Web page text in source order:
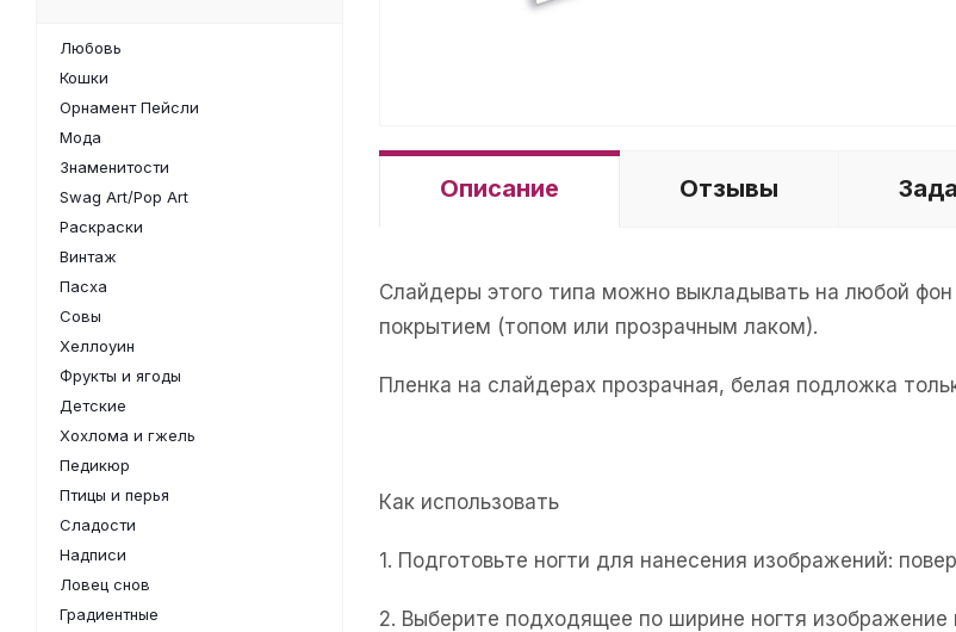
Описание Отзывы
Слайдеры этого типа можно выкладывать на любой
покрытием (топом или прозрачным лаком).
Пленка на слайдерах прозрачная, белая подложка
Как использовать
1. Подготовьте ногти для нанесения изображений:
2. Выберите подходящее по ширине ногтя
Любовь
Кошки
Орнамент Пейсли
Мода
Знаменитости
Swag Art/Pop Art
Раскраски
Винтаж
Пасха
Совы
Хеллоуин
Фрукты и ягоды
Детские
Хохлома и гжель
Педикюр
Птицы и перья
Сладости
Надписи
Ловец снов
Градиентные